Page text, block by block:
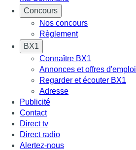
Concours
Nos concours
Règlement
BX1
Connaître BX1
Annonces et offres d'emploi
Regarder et écouter BX1
Adresse
Publicité
Contact
Direct tv
Direct radio
Alertez-nous